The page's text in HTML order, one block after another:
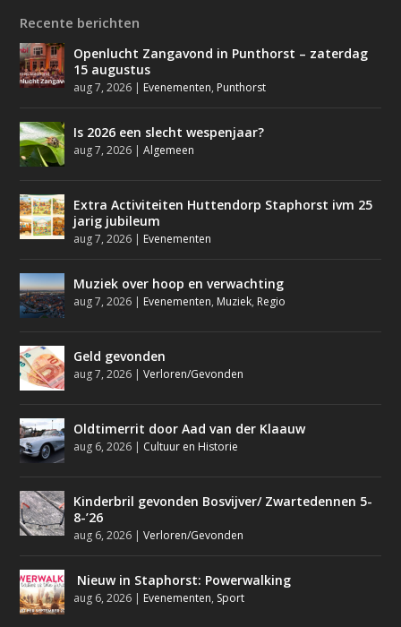
Recente berichten
Openlucht Zangavond in Punthorst – zaterdag
15 augustus
aug 7, 2026 | Evenementen, Punthorst
Is 2026 een slecht wespenjaar?
aug 7, 2026 |Algemeen
Extra Activiteiten Huttendorp Staphorst ivm 25
jarig jubileum
aug 7, 2026 | Evenementen
Muziek over hoop en verwachting
aug 7, 2026 | Evenementen, Muziek, Regio
Geld gevonden
aug 7, 2026 |Verloren/Gevonden
Oldtimerrit door Aad van der Klaauw
aug 6, 2026 | Cultuur en Historie
Kinderbril gevonden Bosvijver/ Zwartedennen 5-
8-’26
aug 6, 2026 |Verloren/Gevonden
Nieuw in Staphorst: Powerwalking
aug 6, 2026 | Evenementen, Sport